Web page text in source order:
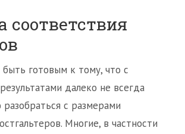
соответствия
готовым к тому, что с
далеко не всегда
разобраться с размерами
Многие, в частности